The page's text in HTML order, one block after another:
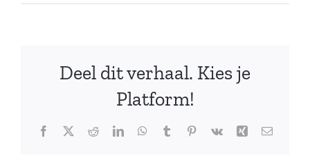
Deel dit verhaal. Kies je
Platform!
Facebook
X RedditLinkedInWhatsApp
TumblrPinterest
Vk Xing E-